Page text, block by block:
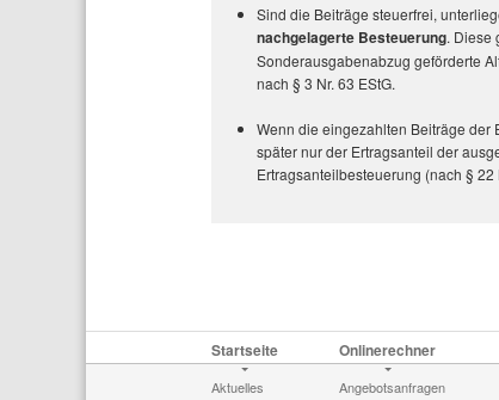
Sind die Beiträge steuerfrei,
nachgelagerte Besteuerung. Diese
Sonderausgabenabzug geförderte
nach § 3 Nr. 63 EStG.
Wenn die eingezahlten Beiträge der
später nur der Ertragsanteil der
Ertragsanteilbesteuerung (nach § 22
Startseite
Aktuelles
Onlinerechner
Angebotsanfragen